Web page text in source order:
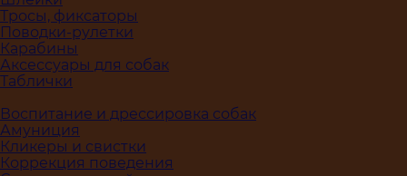
Тросы, фиксаторы
Поводки-рулетки
Карабины
Аксессуары для собак
Таблички
Воспитание и дрессировка собак
Амуниция
Кликеры и свистки
Коррекция поведения